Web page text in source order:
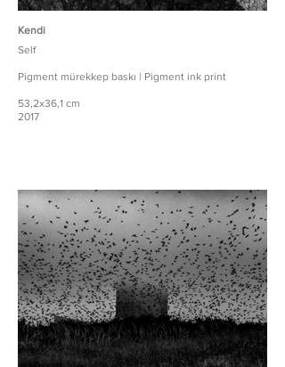
Kendi
Self
Pigment mürekkep baskı | Pigment ink print
53,2x36,1 cm
2017